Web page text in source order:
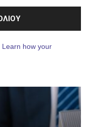
Learn how your